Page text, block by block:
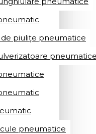
piulițe pneumatice
pneumatice